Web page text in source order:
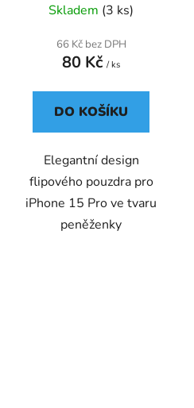
Skladem (3 ks)
66 Kč bez DPH
80 Kč / ks
DO KOŠÍKU
Elegantní design
flipového pouzdra pro
iPhone 15 Pro ve tvaru
peněženky